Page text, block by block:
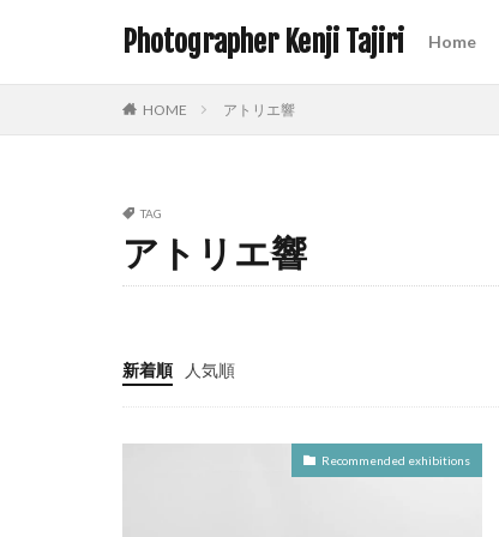
Photographer Kenji Tajiri Home
HOME アトリエ響
TAG
アトリエ響
新着順 人気順
Recommended exhibitions